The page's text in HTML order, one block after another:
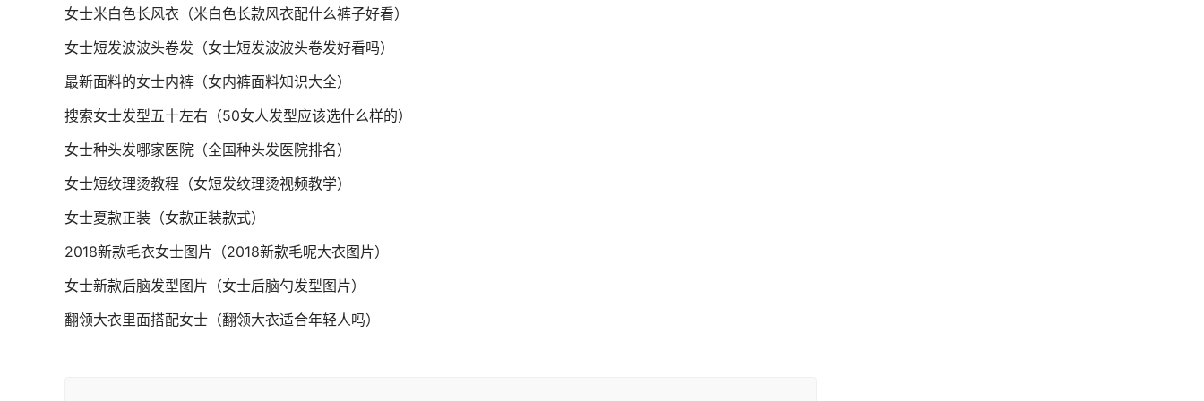
女士米白色长风衣（米白色长款风衣配什么裤子好看）
女士短发波波头卷发（女士短发波波头卷发好看吗）
最新面料的女士内裤（女内裤面料知识大全）
搜索女士发型五十左右（50女人发型应该选什么样的）
女士种头发哪家医院（全国种头发医院排名）
女士短纹理烫教程（女短发纹理烫视频教学）
女士夏款正装（女款正装款式）
2018新款毛衣女士图片（2018新款毛呢大衣图片）
女士新款后脑发型图片（女士后脑勺发型图片）
翻领大衣里面搭配女士（翻领大衣适合年轻人吗）